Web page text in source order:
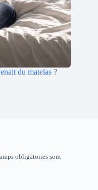
du matelas ?
obligatoires sont